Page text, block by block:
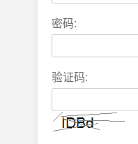
密码:
验证码: